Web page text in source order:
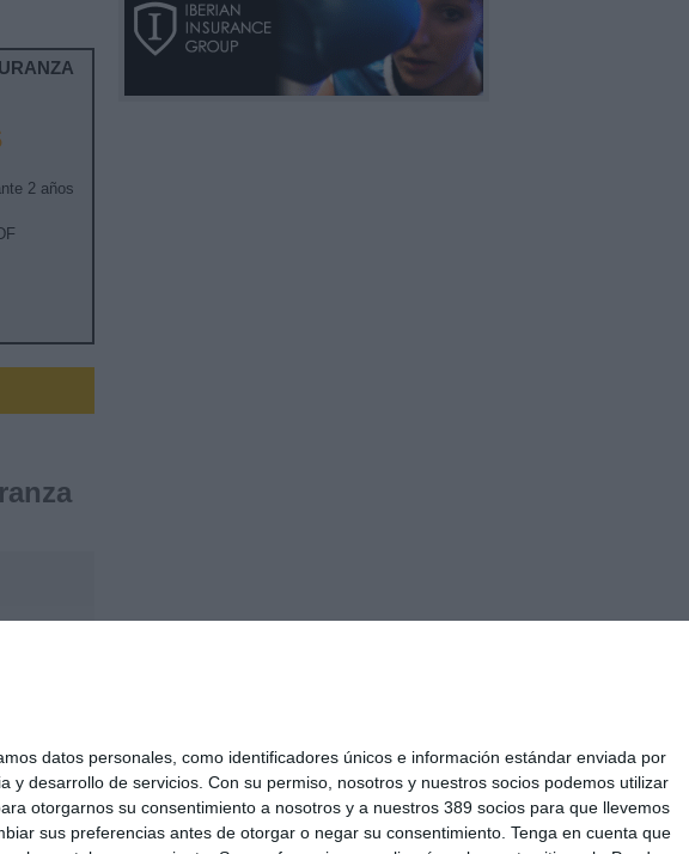
datos personales, como identificadores únicos e información estándar enviada por
y desarrollo de servicios. Con su permiso, nosotros y nuestros socios podemos utilizar
otorgarnos su consentimiento a nosotros y a nuestros 389 socios para que llevemos
sus preferencias antes de otorgar o negar su consentimiento. Tenga en cuenta que
2 años